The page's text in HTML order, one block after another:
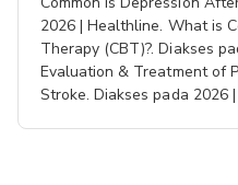
2026 | Healthline. What is
Therapy (CBT)?. Diakses
Evaluation & Treatment of
Stroke. Diakses pada 2026 |